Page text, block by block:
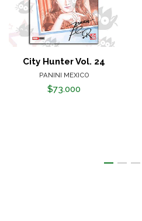
City Hunter Vol. 24
PANINI MEXICO
$73.000